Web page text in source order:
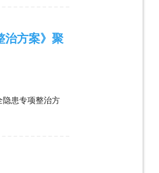
治方案》聚
患专项整治方